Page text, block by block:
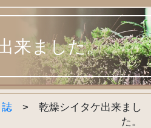
来ました。
> 乾燥シイタケ出来まし
た。